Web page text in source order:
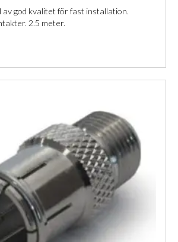
av god kvalitet för fast installation.
2.5 meter.